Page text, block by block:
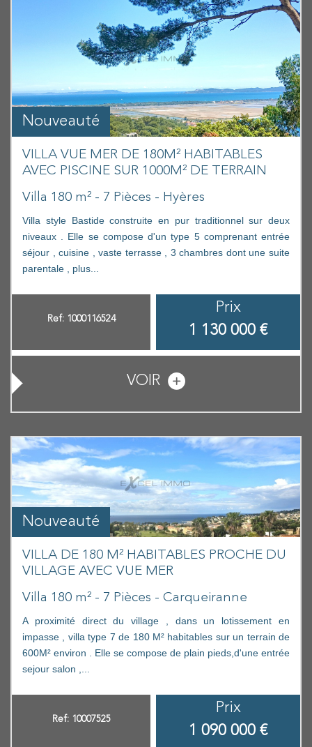
Nouveauté
VILLA VUE MER DE 180M² HABITABLES
AVEC PISCINE SUR 1000M² DE TERRAIN
Villa 180 m² - 7 Pièces - Hyères
Villa style Bastide construite en pur traditionnel sur deux
niveaux . Elle se compose d'un type 5 comprenant entrée
séjour , cuisine , vaste terrasse , 3 chambres dont une suite
parentale , plus...
Ref: 1000116524
Prix
1 130 000 €
VOIR
Nouveauté
VILLA DE 180 M² HABITABLES PROCHE DU
VILLAGE AVEC VUE MER
Villa 180 m² - 7 Pièces - Carqueiranne
A proximité direct du village , dans un lotissement en
impasse , villa type 7 de 180 M² habitables sur un terrain de
600M² environ . Elle se compose de plain pieds,d'une entrée
sejour salon ,...
Ref: 10007525
Prix
1 090 000 €